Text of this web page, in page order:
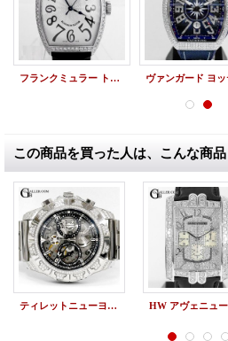
フランクミュラー トノーカーベックス 6850SC アフターダイヤ
この商品を買った人は、こんな商
ティレットニューヨーク クロノグラフ スケルトン アフターダイヤ TIRET NEWYORK ダイヤ加工実績